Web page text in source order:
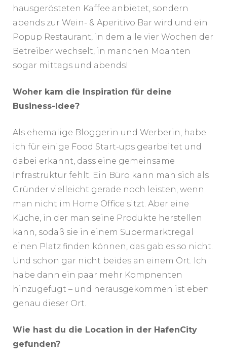
hausgerösteten Kaffee anbietet, sondern
abends zur Wein- & Aperitivo Bar wird und ein
Popup Restaurant, in dem alle vier Wochen der
Betreiber wechselt, in manchen Moanten
sogar mittags und abends!
Woher kam die Inspiration für deine
Business-Idee?
Als ehemalige Bloggerin und Werberin, habe
ich für einige Food Start-ups gearbeitet und
dabei erkannt, dass eine gemeinsame
Infrastruktur fehlt. Ein Büro kann man sich als
Gründer vielleicht gerade noch leisten, wenn
man nicht im Home Office sitzt. Aber eine
Küche, in der man seine Produkte herstellen
kann, sodaß sie in einem Supermarktregal
einen Platz finden können, das gab es so nicht.
Und schon gar nicht beides an einem Ort. Ich
habe dann ein paar mehr Kompnenten
hinzugefügt – und herausgekommen ist eben
genau dieser Ort.
Wie hast du die Location in der HafenCity
gefunden?